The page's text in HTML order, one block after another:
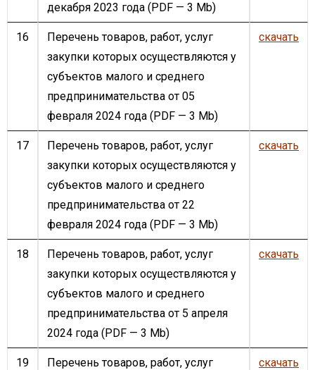
декабря 2023 года (PDF — 3 Mb)
16
Перечень товаров, работ, услуг
закупки которых осуществляются у
субъектов малого и среднего
предпринимательства от 05
февраля 2024 года (PDF — 3 Mb)
скачать
17
Перечень товаров, работ, услуг
закупки которых осуществляются у
субъектов малого и среднего
предпринимательства от 22
февраля 2024 года (PDF — 3 Mb)
скачать
18
Перечень товаров, работ, услуг
закупки которых осуществляются у
субъектов малого и среднего
предпринимательства от 5 апреля
2024 года (PDF — 3 Mb)
скачать
19
Перечень товаров, работ, услуг
скачать